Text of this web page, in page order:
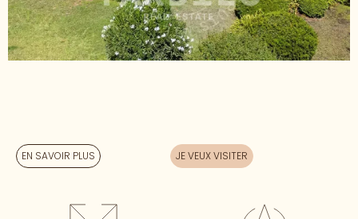
EN SAVOIR PLUS JE VEUX VISITER